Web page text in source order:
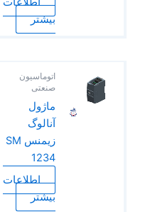
بیشتر
اتوماسیون
صنعتی
ماژول
آنالوگ
زیمنس SM
1234
اطلاعات
بیشتر